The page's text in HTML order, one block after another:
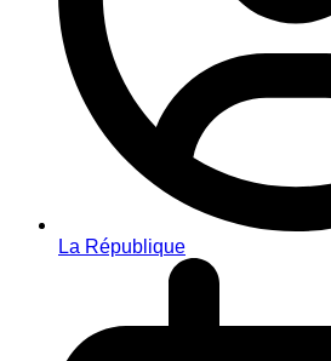
La République